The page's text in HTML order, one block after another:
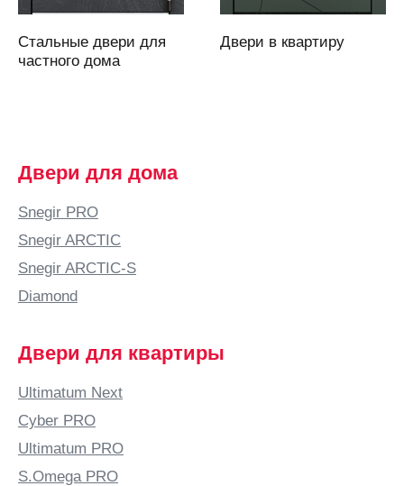
Аскарово
область)
Атырау
Аша
Б
Бабяково
Баку
Балаково
Балашиха
Балашов
Балтай
Стальные двери для
частного дома
Двери в квартиру
Двери для дома
Snegir PRO
Snegir ARCTIC
Snegir ARCTIC-S
Diamond
Двери для квартиры
Ultimatum Next
Cyber PRO
Ultimatum PRO
S.Omega PRO